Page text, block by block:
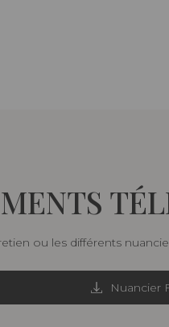
ou les différents
Nuancier